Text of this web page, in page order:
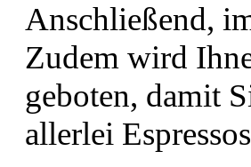
Anschließend,
Zudem wird
geboten, damit
allerlei